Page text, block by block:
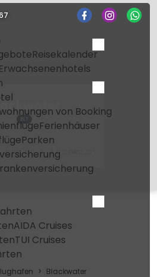
Reisekalender
Erwachsenenhotels
von Booking
Ferienhäuser
Parken
AIDA Cruises
TUI Cruises
BLT
Blackwater
Blackwater